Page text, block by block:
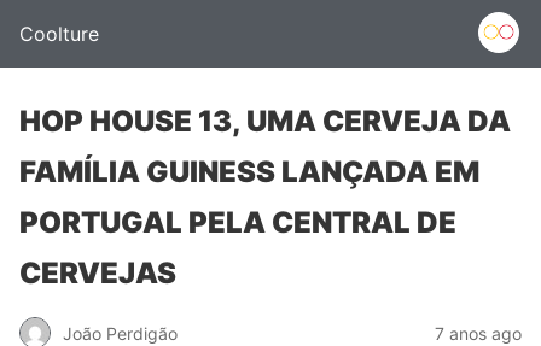
Coolture
HOP HOUSE 13, UMA CERVEJA DA
FAMÍLIA GUINESS LANÇADA EM
PORTUGAL PELA CENTRAL DE
CERVEJAS
João Perdigão 7 anos ago